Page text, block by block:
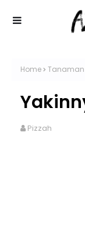
Home Tanaman
Pizzah